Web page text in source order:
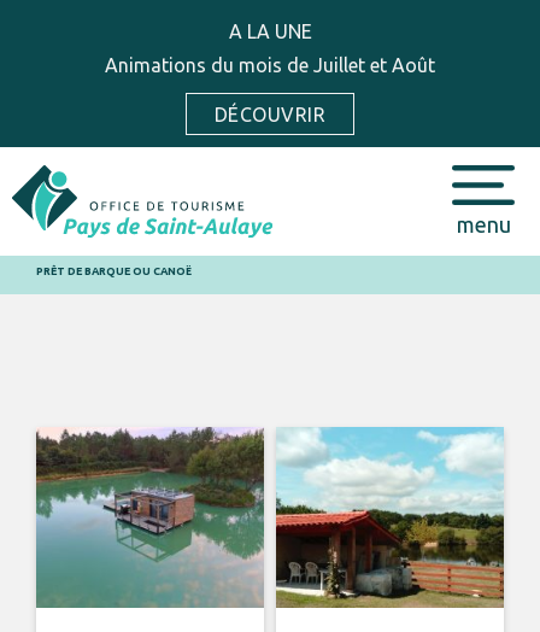
A LA UNE
Animations du mois de Juillet et Août
DÉCOUVRIR
menu
PRÊT DE BARQUE OU CANOË